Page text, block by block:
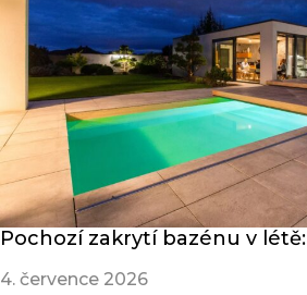
Pochozí zakrytí bazénu v létě:
4. července 2026